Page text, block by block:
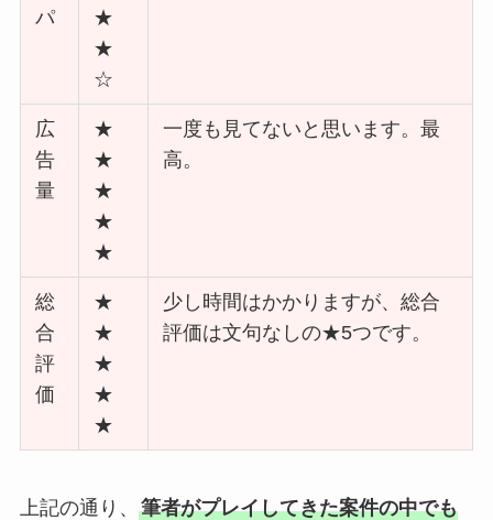
パ
★
★
☆
広
告
量
★
★
★
★
★
一度も見てないと思います。最
高。
総
合
評
価
★
★
★
★
★
少し時間はかかりますが、総合
評価は文句なしの★5つです。
上記の通り、 筆者がプレイしてきた案件の中でも